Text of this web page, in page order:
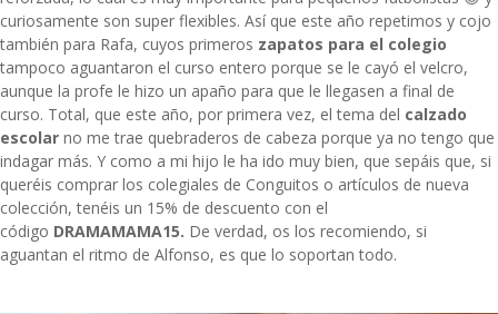
curiosamente son super flexibles. Así que este año repetimos y cojo
también para Rafa, cuyos primeros zapatos para el colegio
tampoco aguantaron el curso entero porque se le cayó el velcro,
aunque la profe le hizo un apaño para que le llegasen a final de
curso. Total, que este año, por primera vez, el tema del calzado
escolar no me trae quebraderos de cabeza porque ya no tengo que
indagar más. Y como a mi hijo le ha ido muy bien, que sepáis que, si
queréis comprar los colegiales de Conguitos o artículos de nueva
colección, tenéis un 15% de descuento con el
código DRAMAMAMA15. De verdad, os los recomiendo, si
aguantan el ritmo de Alfonso, es que lo soportan todo.